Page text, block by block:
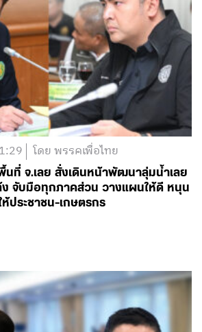
โดย พรรคเพื่อไทย
พื้นที่ จ.เลย สั่งเดินหน้าพัฒนาลุ่มน้ำเลย
จับมือทุกภาคส่วน วางแผนให้ดี หนุน
ประชาชน-เกษตรกร